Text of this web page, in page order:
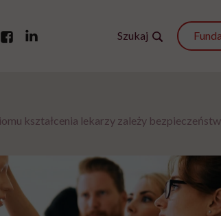
Szukaj
kształcenia lekarzy zależy